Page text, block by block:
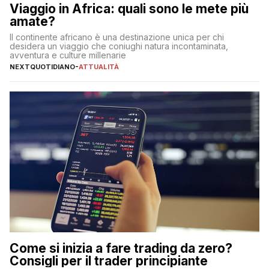
Viaggio in Africa: quali sono le mete più
amate?
Il continente africano è una destinazione unica per chi
desidera un viaggio che coniughi natura incontaminata,
avventura e culture millenarie
NEXTQUOTIDIANO-ATTUALITÀ
Come si inizia a fare trading da zero?
Consigli per il trader principiante